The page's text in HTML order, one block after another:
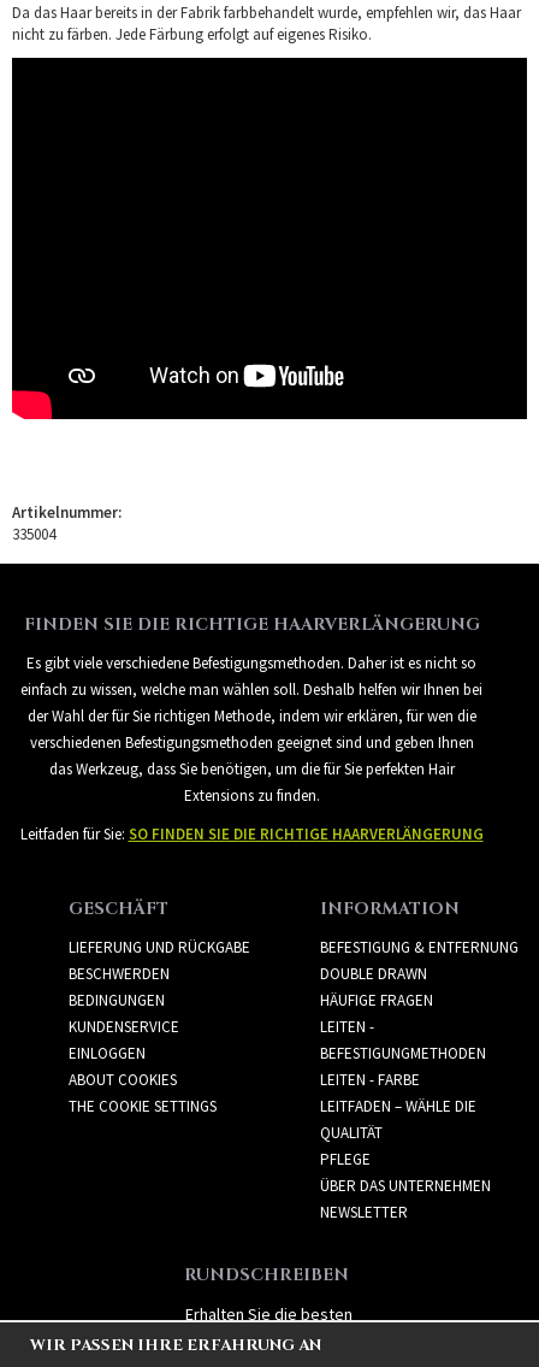
Da das Haar bereits in der Fabrik farbbehandelt wurde, empfehlen wir, das Haar
nicht zu färben. Jede Färbung erfolgt auf eigenes Risiko.
Artikelnummer:
335004
FINDEN SIE DIE RICHTIGE HAARVERLÄNGERUNG
Es gibt viele verschiedene Befestigungsmethoden. Daher ist es nicht so
einfach zu wissen, welche man wählen soll. Deshalb helfen wir Ihnen bei
der Wahl der für Sie richtigen Methode, indem wir erklären, für wen die
verschiedenen Befestigungsmethoden geeignet sind und geben Ihnen
das Werkzeug, dass Sie benötigen, um die für Sie perfekten Hair
Extensions zu finden.
Leitfaden für Sie: SO FINDEN SIE DIE RICHTIGE HAARVERLÄNGERUNG
GESCHÄFT
LIEFERUNG UND RÜCKGABE
BESCHWERDEN
BEDINGUNGEN
KUNDENSERVICE
EINLOGGEN
ABOUT COOKIES
THE COOKIE SETTINGS
INFORMATION
BEFESTIGUNG & ENTFERNUNG
DOUBLE DRAWN
HÄUFIGE FRAGEN
LEITEN -
BEFESTIGUNGMETHODEN
LEITEN - FARBE
LEITFADEN – WÄHLE DIE
QUALITÄT
PFLEGE
ÜBER DAS UNTERNEHMEN
NEWSLETTER
RUNDSCHREIBEN
Erhalten Sie die besten
Angebote und spannende
WIR PASSEN IHRE ERFAHRUNG AN